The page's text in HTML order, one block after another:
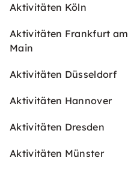
Aktivitäten Köln
Aktivitäten Frankfurt am
Main
Aktivitäten Düsseldorf
Aktivitäten Hannover
Aktivitäten Dresden
Aktivitäten Münster